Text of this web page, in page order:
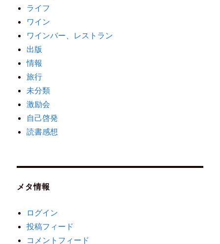
ライフ
ワイン
ワインバー、レストラン
出版
情報
旅行
未分類
激励会
自己啓発
読書感想
メタ情報
ログイン
投稿フィード
コメントフィード